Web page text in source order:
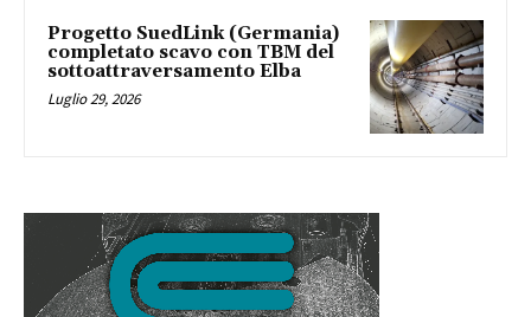
Progetto SuedLink (Germania)
completato scavo con TBM del
sottoattraversamento Elba
Luglio 29, 2026